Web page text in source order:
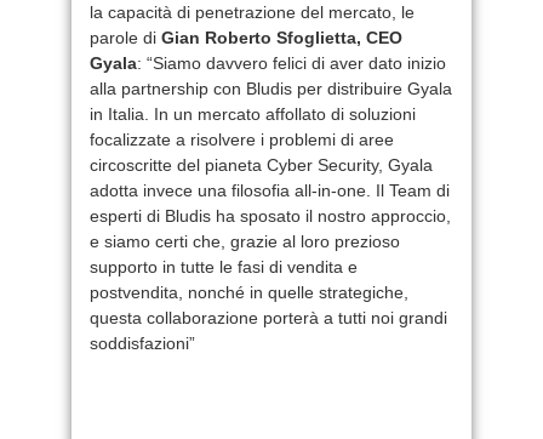
la capacità di penetrazione del mercato, le
parole di Gian Roberto Sfoglietta, CEO
Gyala: “Siamo davvero felici di aver dato inizio
alla partnership con Bludis per distribuire Gyala
in Italia. In un mercato affollato di soluzioni
focalizzate a risolvere i problemi di aree
circoscritte del pianeta Cyber Security, Gyala
adotta invece una filosofia all-in-one. Il Team di
esperti di Bludis ha sposato il nostro approccio,
e siamo certi che, grazie al loro prezioso
supporto in tutte le fasi di vendita e
postvendita, nonché in quelle strategiche,
questa collaborazione porterà a tutti noi grandi
soddisfazioni”